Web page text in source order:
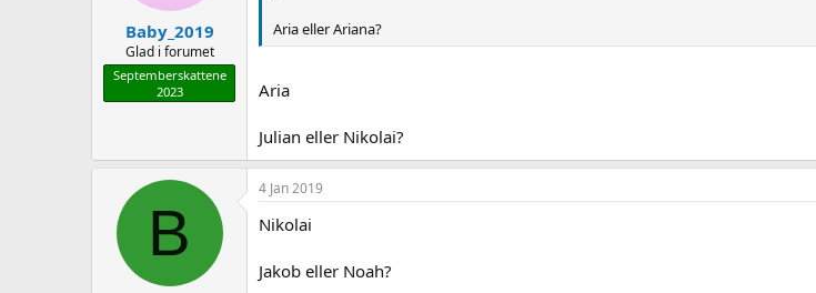
Baby_2019
Glad i forumet
Septemberskattene
2023
Aria eller Ariana?
Aria
Julian eller Nikolai?
B
4 Jan 2019
Nikolai
Jakob eller Noah?